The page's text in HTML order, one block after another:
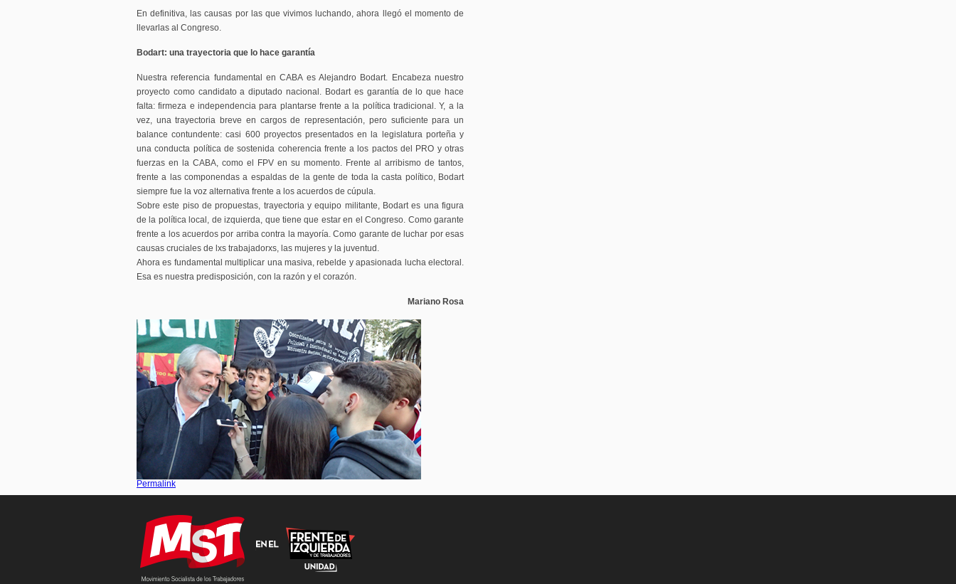
En definitiva, las causas por las que vivimos luchando, ahora llegó el momento de
llevarlas al Congreso.
Bodart: una trayectoria que lo hace garantía
Nuestra referencia fundamental en CABA es Alejandro Bodart. Encabeza nuestro
proyecto como candidato a diputado nacional. Bodart es garantía de lo que hace
falta: firmeza e independencia para plantarse frente a la política tradicional. Y, a la
vez, una trayectoria breve en cargos de representación, pero suficiente para un
balance contundente: casi 600 proyectos presentados en la legislatura porteña y
una conducta política de sostenida coherencia frente a los pactos del PRO y otras
fuerzas en la CABA, como el FPV en su momento. Frente al arribismo de tantos,
frente a las componendas a espaldas de la gente de toda la casta político, Bodart
siempre fue la voz alternativa frente a los acuerdos de cúpula.
Sobre este piso de propuestas, trayectoria y equipo militante, Bodart es una figura
de la política local, de izquierda, que tiene que estar en el Congreso. Como garante
frente a los acuerdos por arriba contra la mayoría. Como garante de luchar por esas
causas cruciales de lxs trabajadorxs, las mujeres y la juventud.
Ahora es fundamental multiplicar una masiva, rebelde y apasionada lucha electoral.
Esa es nuestra predisposición, con la razón y el corazón.
Mariano Rosa
Permalink